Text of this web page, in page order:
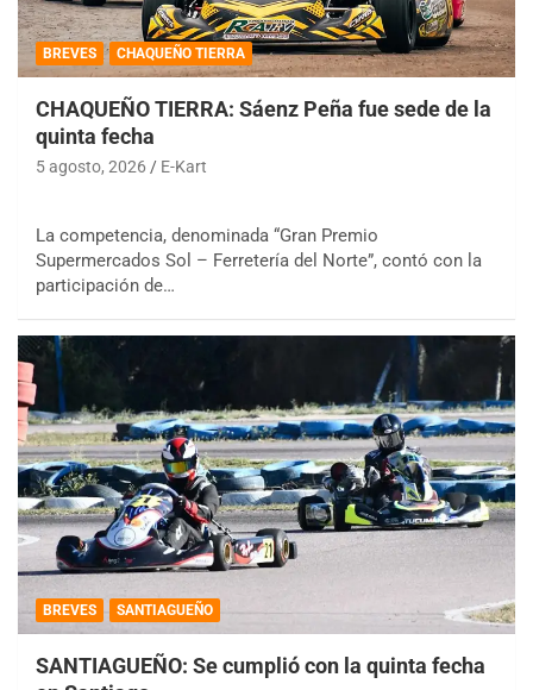
BREVES CHAQUEÑO TIERRA
CHAQUEÑO TIERRA: Sáenz Peña fue sede de la
quinta fecha
5 agosto, 2026 E-Kart
La competencia, denominada “Gran Premio
Supermercados Sol – Ferretería del Norte”, contó con la
participación de…
BREVES SANTIAGUEÑO
SANTIAGUEÑO: Se cumplió con la quinta fecha